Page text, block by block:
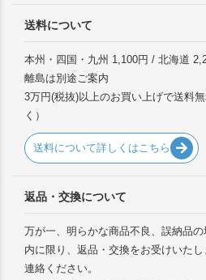
送料について
本州・四国・九州 1,100円 / 北海道
離島は別途ご案内
3万円(税抜)以上のお買い上げで送料
く）
送料について詳しくはこちら
返品・交換について
万が一、明らかな商品不良、誤納品
内に限り、返品・交換をお受けいた
連絡ください。